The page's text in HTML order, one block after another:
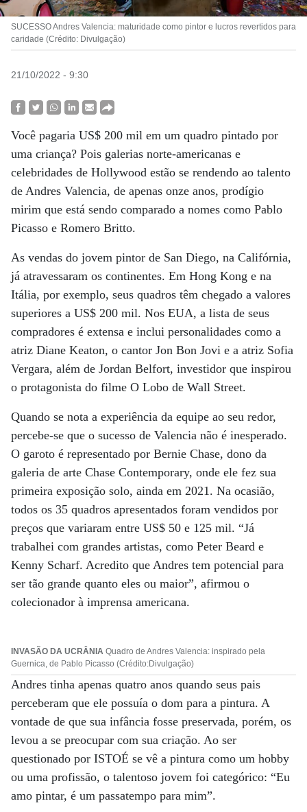
SUCESSO Andres Valencia: maturidade como pintor e lucros revertidos para
caridade (Crédito: Divulgação)
21/10/2022 - 9:30
Você pagaria US$ 200 mil em um quadro pintado por
uma criança? Pois galerias norte-americanas e
celebridades de Hollywood estão se rendendo ao talento
de Andres Valencia, de apenas onze anos, prodígio
mirim que está sendo comparado a nomes como Pablo
Picasso e Romero Britto.
As vendas do jovem pintor de San Diego, na Califórnia,
já atravessaram os continentes. Em Hong Kong e na
Itália, por exemplo, seus quadros têm chegado a valores
superiores a US$ 200 mil. Nos EUA, a lista de seus
compradores é extensa e inclui personalidades como a
atriz Diane Keaton, o cantor Jon Bon Jovi e a atriz Sofia
Vergara, além de Jordan Belfort, investidor que inspirou
o protagonista do filme O Lobo de Wall Street.
Quando se nota a experiência da equipe ao seu redor,
percebe-se que o sucesso de Valencia não é inesperado.
O garoto é representado por Bernie Chase, dono da
galeria de arte Chase Contemporary, onde ele fez sua
primeira exposição solo, ainda em 2021. Na ocasião,
todos os 35 quadros apresentados foram vendidos por
preços que variaram entre US$ 50 e 125 mil. “Já
trabalhei com grandes artistas, como Peter Beard e
Kenny Scharf. Acredito que Andres tem potencial para
ser tão grande quanto eles ou maior”, afirmou o
colecionador à imprensa americana.
INVASÃO DA UCRÂNIA Quadro de Andres Valencia: inspirado pela
Guernica, de Pablo Picasso (Crédito:Divulgação)
Andres tinha apenas quatro anos quando seus pais
perceberam que ele possuía o dom para a pintura. A
vontade de que sua infância fosse preservada, porém, os
levou a se preocupar com sua criação. Ao ser
questionado por ISTOÉ se vê a pintura como um hobby
ou uma profissão, o talentoso jovem foi categórico: “Eu
amo pintar, é um passatempo para mim”.